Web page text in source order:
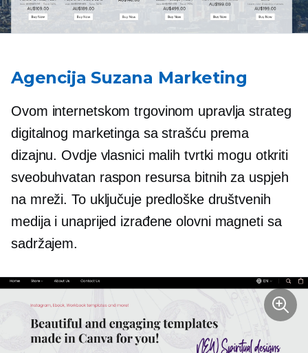
Agencija Suzana Marketing
Ovom internetskom trgovinom upravlja strateg
digitalnog marketinga sa strašću prema
dizajnu. Ovdje vlasnici malih tvrtki mogu otkriti
sveobuhvatan raspon resursa bitnih za uspjeh
na mreži. To uključuje predloške društvenih
medija i unaprijed izrađene olovni magneti sa
sadržajem.